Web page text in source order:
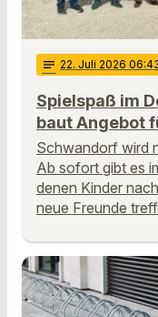
notes 22. Juli 2026
Spielspaß im
baut Angebot
Schwandorf wird
Ab sofort gibt es
denen Kinder
neue Freunde